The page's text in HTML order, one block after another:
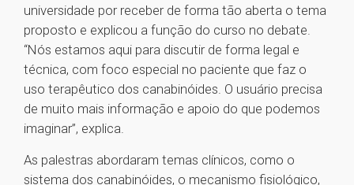
universidade por receber de forma tão aberta o tema
proposto e explicou a função do curso no debate.
“Nós estamos aqui para discutir de forma legal e
técnica, com foco especial no paciente que faz o
uso terapêutico dos canabinóides. O usuário precisa
de muito mais informação e apoio do que podemos
imaginar”, explica.
As palestras abordaram temas clínicos, como o
sistema dos canabinóides, o mecanismo fisiológico,